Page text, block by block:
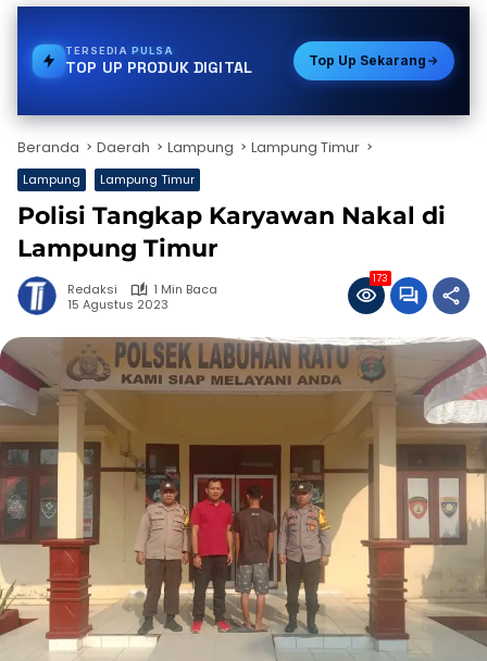
TERSEDIAE-WALLET
TOP UP PRODUK DIGITAL Top Up Sekarang
Beranda Daerah Lampung Lampung Timur
Lampung Lampung Timur
Polisi Tangkap Karyawan Nakal di
Lampung Timur
Redaksi
1 Min Baca
15 Agustus 2023
173